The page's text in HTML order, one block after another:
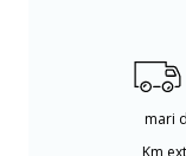
mari
Km